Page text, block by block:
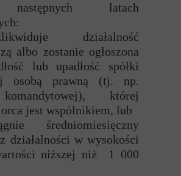
latach
działalność
albo zostanie ogłoszona
lub upadłość spółki
osobą prawną (tj. np.
której
jest wspólnikiem, lub
średniomiesięczny
działalności w wysokości
niższej niż 1 000